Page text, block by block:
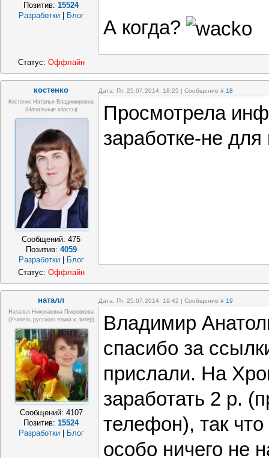
Позитив:15524
Разработки
Блог
А когда?
Статус: Оффлайн
костенко Дата: Пт, 25.07.2014, 18:25 | Сообщение # 18
Костенко Наталья Владимировна
(начальные классы)
Сообщений:475
Позитив: 4059
Разработки
Блог
Просмотрела
заработке-не
Статус: Оффлайн
наталл Дата: Пт, 25.07.2014, 19:42 | Сообщение # 19
Наталья Николаевна Покровкова
(учитель русского языка и литер)
Сообщений: 4107
Позитив:15524
Разработки
Блог
Владимир
спасибо за
прислали. На
заработать 2 р.
телефон), так
особо ничего не